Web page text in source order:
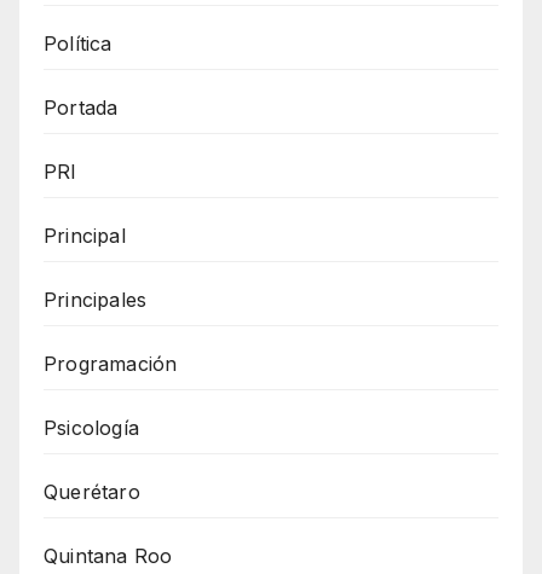
Política
Portada
PRI
Principal
Principales
Programación
Psicología
Querétaro
Quintana Roo